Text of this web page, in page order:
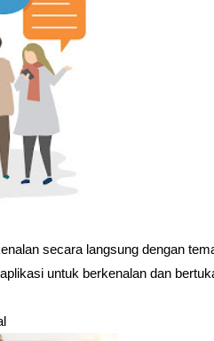
secara langsung dengan
untuk berkenalan dan